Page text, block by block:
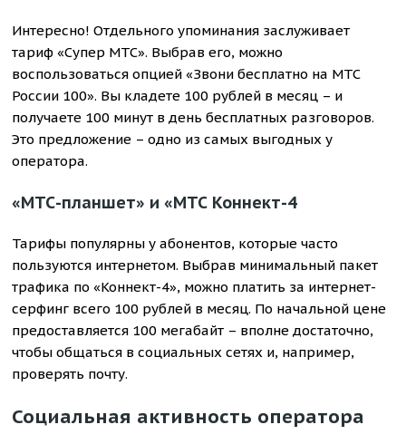
Интересно! Отдельного упоминания заслуживает
тариф «Супер МТС». Выбрав его, можно
воспользоваться опцией «Звони бесплатно на МТС
России 100». Вы кладете 100 рублей в месяц – и
получаете 100 минут в день бесплатных разговоров.
Это предложение – одно из самых выгодных у
оператора.
«МТС-планшет» и «МТС Коннект-4
Тарифы популярны у абонентов, которые часто
пользуются интернетом. Выбрав минимальный пакет
трафика по «Коннект-4», можно платить за интернет-
серфинг всего 100 рублей в месяц. По начальной цене
предоставляется 100 мегабайт – вполне достаточно,
чтобы общаться в социальных сетях и, например,
проверять почту.
Социальная активность оператора